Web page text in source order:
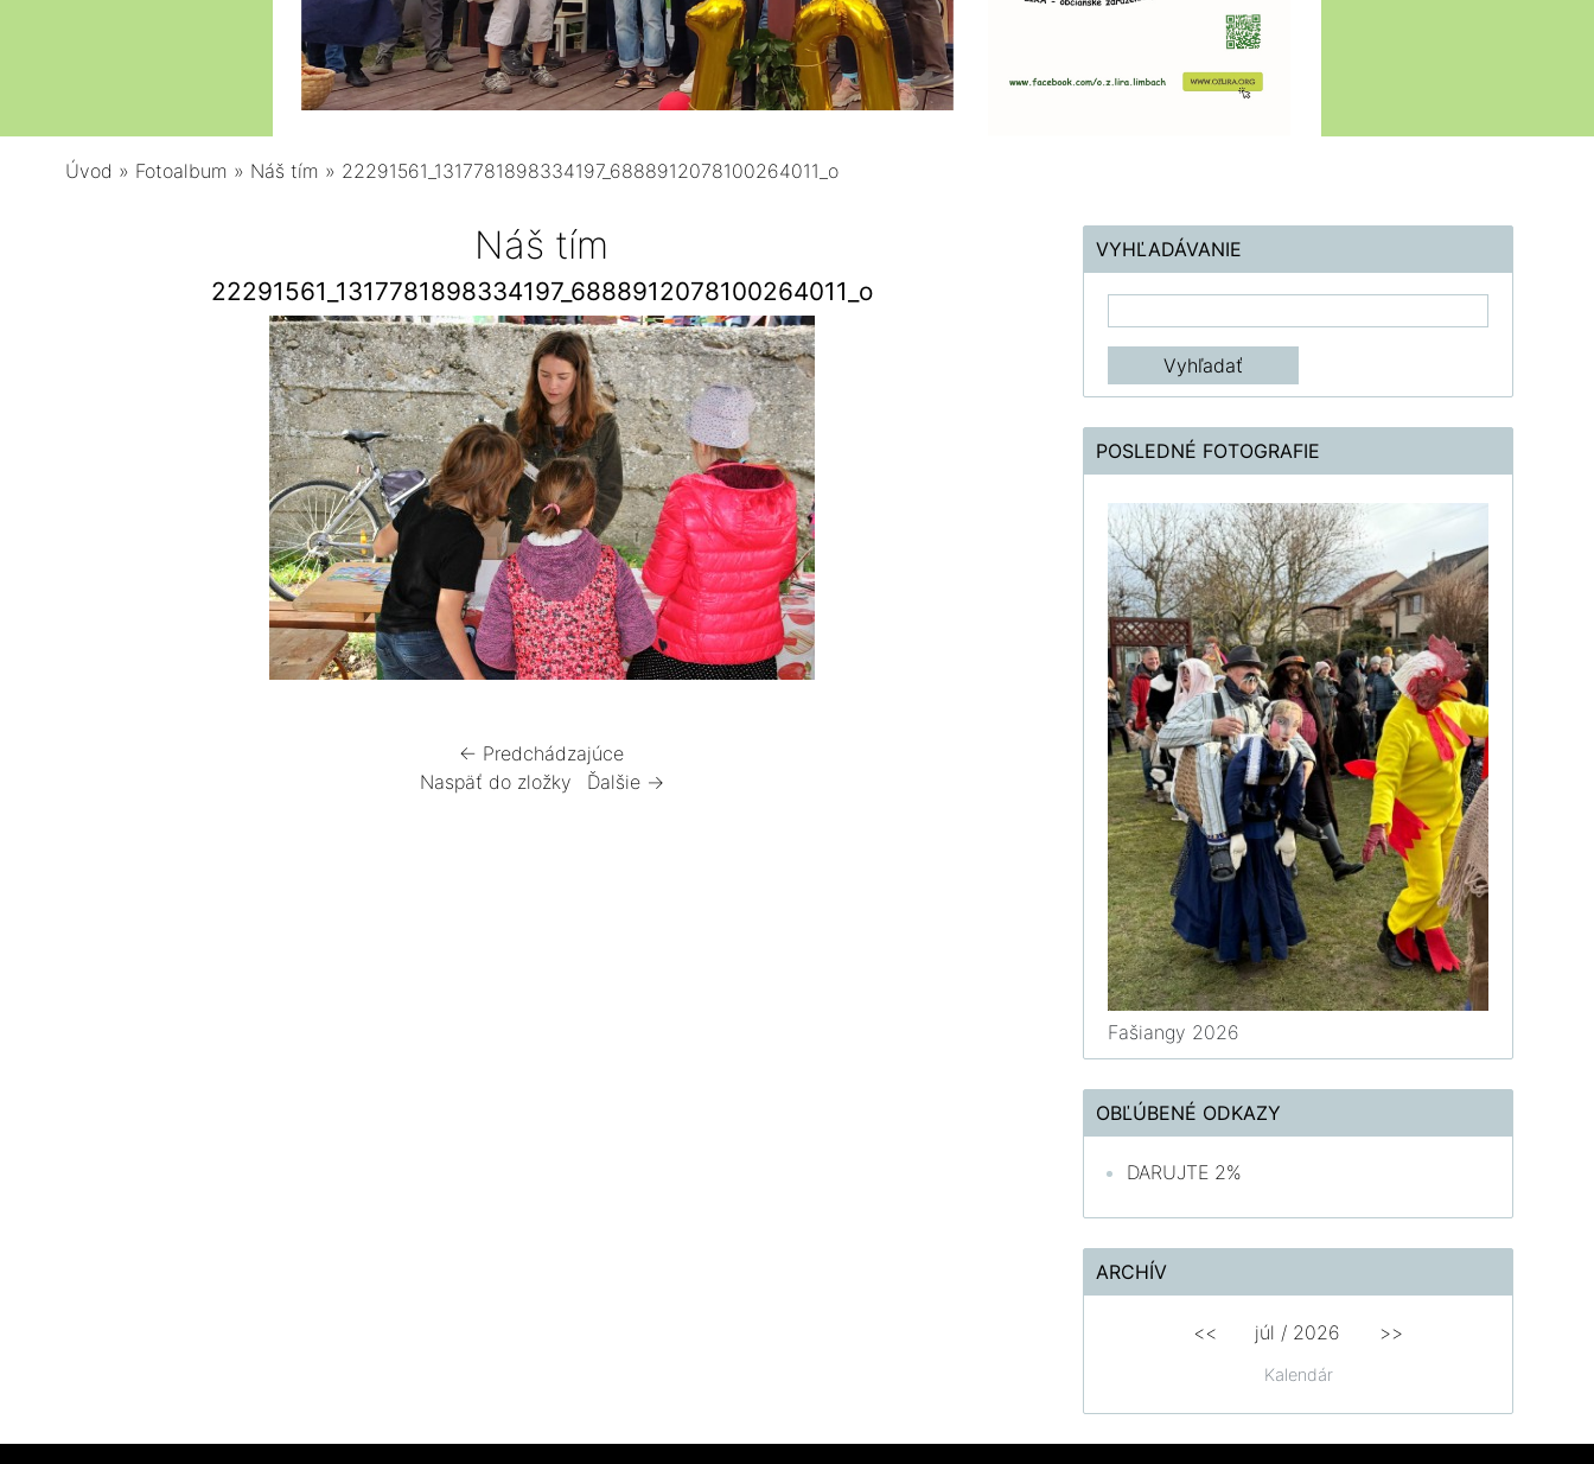
Úvod » Fotoalbum » Náš tím » 22291561_1317781898334197_6888912078100264011_o
Náš tím
22291561_1317781898334197_6888912078100264011_o
← Predchádzajúce
Naspäť do zložky
Ďalšie →
VYHĽADÁVANIE
POSLEDNÉ FOTOGRAFIE
Fašiangy 2026
OBĽÚBENÉ ODKAZY
DARUJTE 2%
ARCHÍV
Kalendár
<< júl / 2026 >>